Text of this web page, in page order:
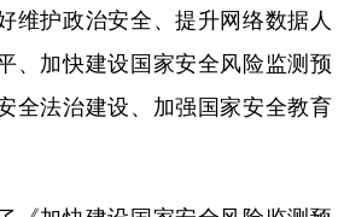
维护政治安全、提升网络数据人
、加快建设国家安全风险监测预
全法治建设、加强国家安全教育